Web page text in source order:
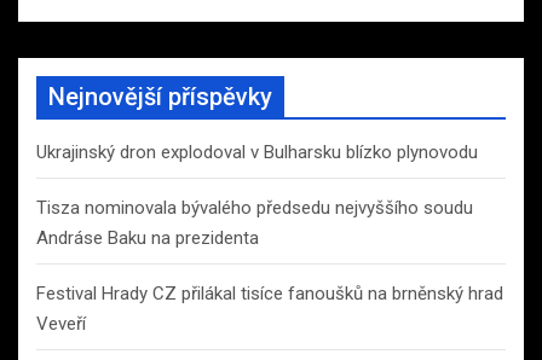
Nejnovější příspěvky
Ukrajinský dron explodoval v Bulharsku blízko plynovodu
Tisza nominovala bývalého předsedu nejvyššího soudu
Andráse Baku na prezidenta
Festival Hrady CZ přilákal tisíce fanoušků na brněnský hrad
Veveří